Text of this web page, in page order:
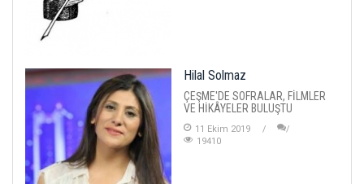
Hilal Solmaz
ÇEŞME'DE SOFRALAR, FİLMLER
VE HİKÂYELER BULUŞTU
11 Ekim 2019
19410